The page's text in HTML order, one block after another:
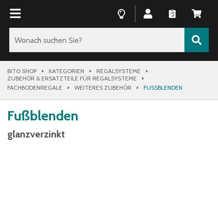
BITO SHOP KATEGORIEN
REGALSYSTEME
ZUBEHÖR & ERSATZTEILE FÜR REGALSYSTEME
FACHBODENREGALE
WEITERES ZUBEHÖR FUSSBLENDEN
Fußblenden
glanzverzinkt